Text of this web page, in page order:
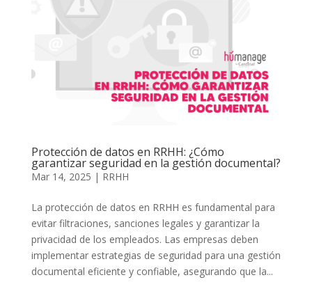
Protección de datos en RRHH: ¿Cómo
garantizar seguridad en la gestión documental?
Mar 14, 2025 | RRHH
La protección de datos en RRHH es fundamental para
evitar filtraciones, sanciones legales y garantizar la
privacidad de los empleados. Las empresas deben
implementar estrategias de seguridad para una gestión
documental eficiente y confiable, asegurando que la...